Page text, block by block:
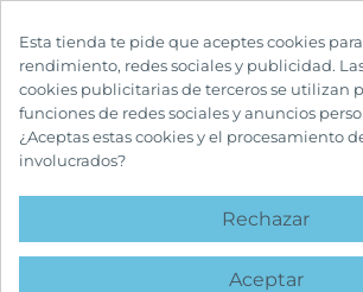
INICIO CUIDADOS SOLARES
Esta tienda te pide que aceptes cookies
rendimiento, redes sociales y publicidad.
cookies publicitarias de terceros se utilizan
funciones de redes sociales y anuncios
¿Aceptas estas cookies y el procesamiento
involucrados?
Rechazar
Aceptar